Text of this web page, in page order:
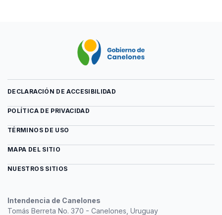
Intendencia de Canelones
Tomás Berreta No. 370 - Canelones, Uruguay
DECLARACIÓN DE ACCESIBILIDAD
POLÍTICA DE PRIVACIDAD
TÉRMINOS DE USO
MAPA DEL SITIO
NUESTROS SITIOS